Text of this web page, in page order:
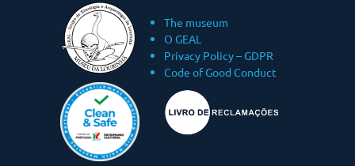
The museum
O GEAL
Privacy Policy – ​​GDPR
Code of Good Conduct